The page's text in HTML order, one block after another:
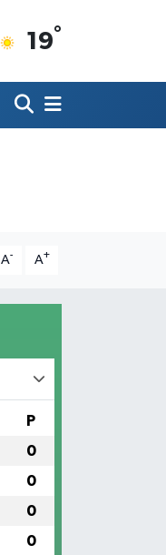
19°
A- A+
P
0
0
0
0